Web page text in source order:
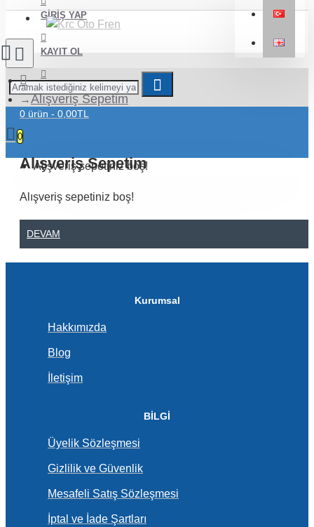
GIRIŞ YAP
KAYIT OL
BIZE ULAŞIN
0 ürün - 0,00TL
0
Alışveriş sepetiniz boş!
Alışveriş Sepetim
Alışveriş Sepetim
Alışveriş sepetiniz boş!
DEVAM
Kurumsal
Hakkımızda
Blog
İletişim
BİLGİ
Üyelik Sözleşmesi
Gizlilik ve Güvenlik
Mesafeli Satış Sözleşmesi
İptal ve İade Şartları